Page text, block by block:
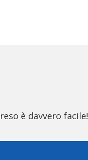
è davvero facile!